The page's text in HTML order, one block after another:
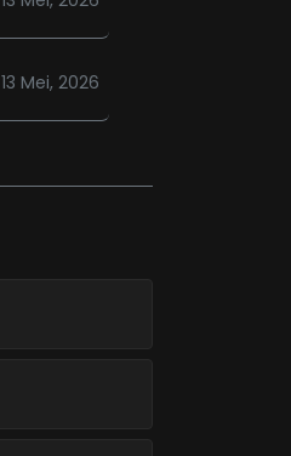
13 Mei, 2026